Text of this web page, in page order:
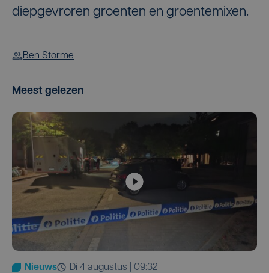
diepgevroren groenten en groentemixen.
Ben Storme
Meest gelezen
Nieuws
di 4 augustus | 09:32